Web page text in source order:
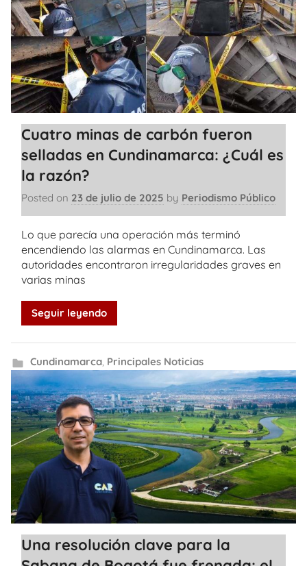
Cuatro minas de carbón fueron
selladas en Cundinamarca: ¿Cuál es
la razón?
Posted on 23 de julio de 2025 by Periodismo Público
Lo que parecía una operación más terminó
encendiendo las alarmas en Cundinamarca. Las
autoridades encontraron irregularidades graves en
varias minas
Seguir leyendo
Cundinamarca, Principales Noticias
Una resolución clave para la